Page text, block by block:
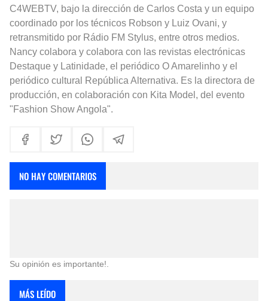
C4WEBTV, bajo la dirección de Carlos Costa y un equipo
coordinado por los técnicos Robson y Luiz Ovani, y
retransmitido por Rádio FM Stylus, entre otros medios.
Nancy colabora y colabora con las revistas electrónicas
Destaque y Latinidade, el periódico O Amarelinho y el
periódico cultural República Alternativa. Es la directora de
producción, en colaboración con Kita Model, del evento
"Fashion Show Angola".
NO HAY COMENTARIOS
Su opinión es importante!.
MÁS LEÍDO